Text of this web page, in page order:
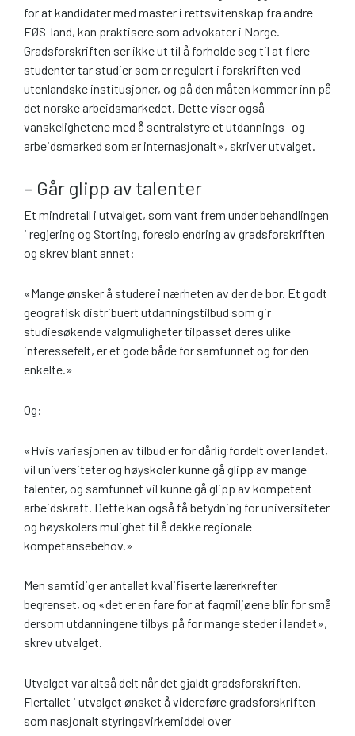
for at kandidater med master i rettsvitenskap fra andre
EØS-land, kan praktisere som advokater i Norge.
Gradsforskriften ser ikke ut til å forholde seg til at flere
studenter tar studier som er regulert i forskriften ved
utenlandske institusjoner, og på den måten kommer inn på
det norske arbeidsmarkedet. Dette viser også
vanskelighetene med å sentralstyre et utdannings- og
arbeidsmarked som er internasjonalt», skriver utvalget.
– Går glipp av talenter
Et mindretall i utvalget, som vant frem under behandlingen
i regjering og Storting, foreslo endring av gradsforskriften
og skrev blant annet:
«Mange ønsker å studere i nærheten av der de bor. Et godt
geografisk distribuert utdanningstilbud som gir
studiesøkende valgmuligheter tilpasset deres ulike
interessefelt, er et gode både for samfunnet og for den
enkelte.»
Og:
«Hvis variasjonen av tilbud er for dårlig fordelt over landet,
vil universiteter og høyskoler kunne gå glipp av mange
talenter, og samfunnet vil kunne gå glipp av kompetent
arbeidskraft. Dette kan også få betydning for universiteter
og høyskolers mulighet til å dekke regionale
kompetansebehov.»
Men samtidig er antallet kvalifiserte lærerkrefter
begrenset, og «det er en fare for at fagmiljøene blir for små
dersom utdanningene tilbys på for mange steder i landet»,
skrev utvalget.
Utvalget var altså delt når det gjaldt gradsforskriften.
Flertallet i utvalget ønsket å videreføre gradsforskriften
som nasjonalt styringsvirkemiddel over